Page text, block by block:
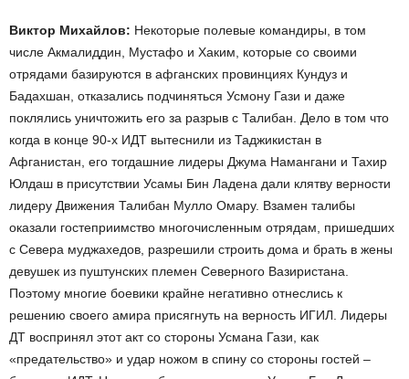
Виктор Михайлов: Некоторые полевые командиры, в том
числе Акмалиддин, Мустафо и Хаким, которые со своими
отрядами базируются в афганских провинциях Кундуз и
Бадахшан, отказались подчиняться Усмону Гази и даже
поклялись уничтожить его за разрыв с Талибан. Дело в том что
когда в конце 90-х ИДТ вытеснили из Таджикистан в
Афганистан, его тогдашние лидеры Джума Намангани и Тахир
Юлдаш в присутствии Усамы Бин Ладена дали клятву верности
лидеру Движения Талибан Мулло Омару. Взамен талибы
оказали гостеприимство многочисленным отрядам, пришедших
с Севера муджахедов, разрешили строить дома и брать в жены
девушек из пуштунских племен Северного Вазиристана.
Поэтому многие боевики крайне негативно отнеслись к
решению своего амира присягнуть на верность ИГИЛ. Лидеры
ДТ воспринял этот акт со стороны Усмана Гази, как
«предательство» и удар ножом в спину со стороны гостей –